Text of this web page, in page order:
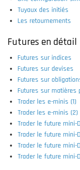
Tuyaux des initiés
Les retournements
Futures en détail
Futures sur indices
Futures sur devises
Futures sur
Futures sur matières
Trader les e-minis (1)
Trader les e-minis (2)
Trader le future mini-
Trader le future mini-
Trader le future mini-
Trader le future mini-